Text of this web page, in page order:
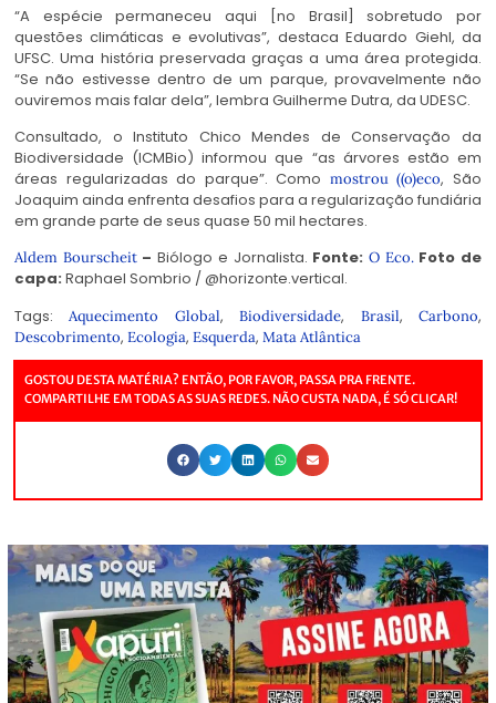
“A espécie permaneceu aqui [no Brasil] sobretudo por
questões climáticas e evolutivas”, destaca Eduardo Giehl, da
UFSC. Uma história preservada graças a uma área protegida.
“Se não estivesse dentro de um parque, provavelmente não
ouviremos mais falar dela”, lembra Guilherme Dutra, da UDESC.
Consultado, o Instituto Chico Mendes de Conservação da
Biodiversidade (ICMBio) informou que “as árvores estão em
áreas regularizadas do parque”. Como mostrou ((o)eco, São
Joaquim ainda enfrenta desafios para a regularização fundiária
em grande parte de seus quase 50 mil hectares.
Aldem Bourscheit–Biólogo e Jornalista. Fonte: O Eco.Foto de
capa: Raphael Sombrio / @horizonte.vertical.
Tags:Aquecimento Global,Biodiversidade, Brasil,Carbono,
Descobrimento, Ecologia, Esquerda, Mata Atlântica
GOSTOU DESTA MATÉRIA? ENTÃO, POR FAVOR, PASSA PRA FRENTE.
COMPARTILHE EM TODAS AS SUAS REDES. NÃO CUSTA NADA, É SÓ CLICAR!